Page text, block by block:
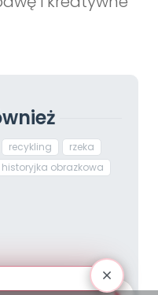
recykling
rzeka
historyjka obrazkowa